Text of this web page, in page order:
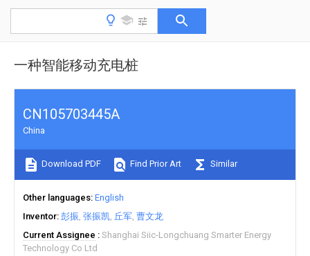
一种智能移动充电桩
CN105703445A
China
Download PDF Find Prior Art Similar
Other languages English
Inventor 彭振 张振凯 丘军 曹文龙
Current Assignee
Shanghai Siic-Longchuang Smarter Energy
Technology Co Ltd